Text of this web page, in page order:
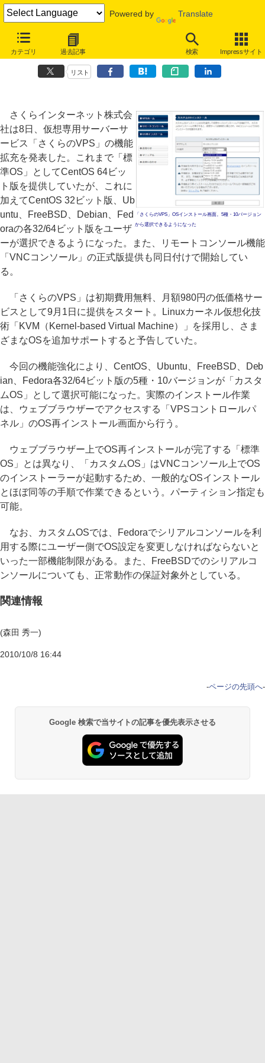
Powered by Translate
カテゴリ 過去記事 検索 Impressサイト
「さくらのVPS」の対応OSが5種・10バージョンに拡充、Ubuntuや
Debianなども
リスト
「さくらのVPS」OSインストール画面。5種・10バージョン
から選択できるようになった
さくらインターネット株式会
社は8日、仮想専用サーバーサ
ービス「さくらのVPS」の機能
拡充を発表した。これまで「標
準OS」としてCentOS 64ビッ
ト版を提供していたが、これに
加えてCentOS 32ビット版、Ub
untu、FreeBSD、Debian、Fed
oraの各32/64ビット版をユーザ
ーが選択できるようになった。また、リモートコンソール機能
「VNCコンソール」の正式版提供も同日付けで開始してい
る。
「さくらのVPS」は初期費用無料、月額980円の低価格サー
ビスとして9月1日に提供をスタート。Linuxカーネル仮想化技
術「KVM（Kernel-based Virtual Machine）」を採用し、さま
ざまなOSを追加サポートすると予告していた。
今回の機能強化により、CentOS、Ubuntu、FreeBSD、Deb
ian、Fedora各32/64ビット版の5種・10バージョンが「カスタ
ムOS」として選択可能になった。実際のインストール作業
は、ウェブブラウザーでアクセスする「VPSコントロールパ
ネル」のOS再インストール画面から行う。
ウェブブラウザー上でOS再インストールが完了する「標準
OS」とは異なり、「カスタムOS」はVNCコンソール上でOS
のインストーラーが起動するため、一般的なOSインストール
とほぼ同等の手順で作業できるという。パーティション指定も
可能。
なお、カスタムOSでは、Fedoraでシリアルコンソールを利
用する際にユーザー側でOS設定を変更しなければならないと
いった一部機能制限がある。また、FreeBSDでのシリアルコ
ンソールについても、正常動作の保証対象外としている。
関連情報
(森田 秀一)
2010/10/8 16:44
-ページの先頭へ-
Google 検索で当サイトの記事を優先表示させる